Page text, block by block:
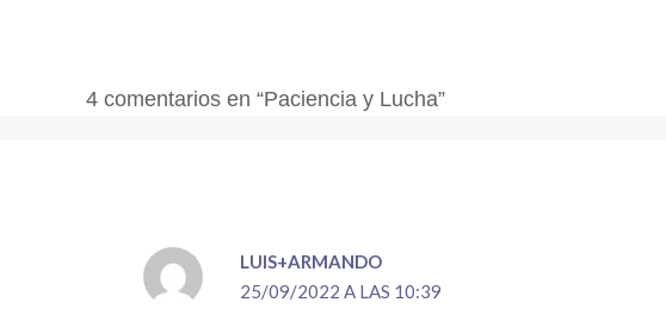
4 comentarios en “Paciencia y Lucha”
LUIS+ARMANDO
25/09/2022 A LAS 10:39